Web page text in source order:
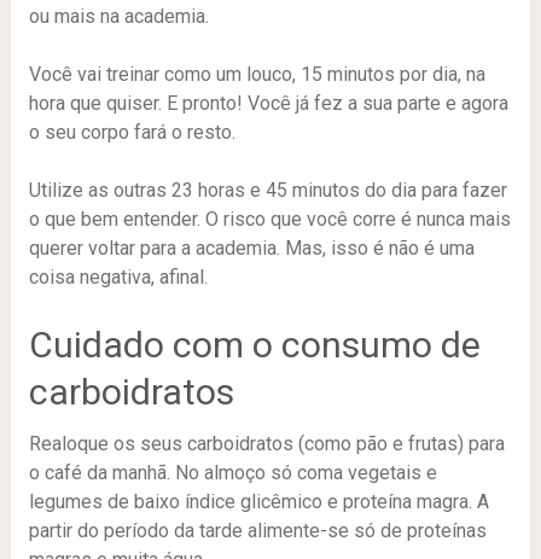
ou mais na academia.
Você vai treinar como um louco, 15 minutos por dia, na
hora que quiser. E pronto! Você já fez a sua parte e agora
o seu corpo fará o resto.
Utilize as outras 23 horas e 45 minutos do dia para fazer
o que bem entender. O risco que você corre é nunca mais
querer voltar para a academia. Mas, isso é não é uma
coisa negativa, afinal.
Cuidado com o consumo de
carboidratos
Realoque os seus carboidratos (como pão e frutas) para
o café da manhã. No almoço só coma vegetais e
legumes de baixo índice glicêmico e proteína magra. A
partir do período da tarde alimente-se só de proteínas